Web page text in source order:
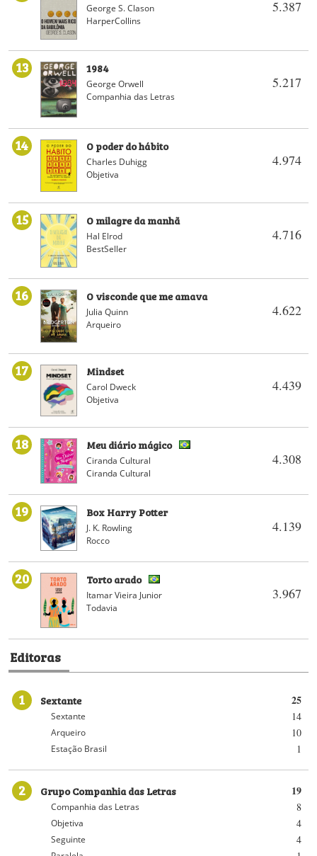
5.387
George S. Clason
HarperCollins
13
5.217
1984
George Orwell
Companhia das Letras
14
4.974
O poder do hábito
Charles Duhigg
Objetiva
15
4.716
O milagre da manhã
Hal Elrod
BestSeller
16
4.622
O visconde que me amava
Julia Quinn
Arqueiro
17
4.439
Mindset
Carol Dweck
Objetiva
18
4.308
Meu diário mágico
Ciranda Cultural
Ciranda Cultural
19
4.139
Box Harry Potter
J. K. Rowling
Rocco
20
3.967
Torto arado
Itamar Vieira Junior
Todavia
Editoras
1 25
Sextante
14
Sextante
10
Arqueiro
1
Estação Brasil
2 19
Grupo Companhia das Letras
8
Companhia das Letras
4
Objetiva
4
Seguinte